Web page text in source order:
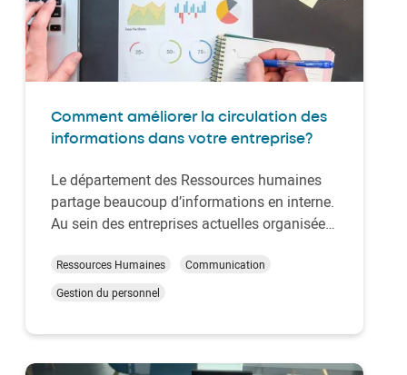
Comment améliorer la circulation des
informations dans votre entreprise?
Le département des Ressources humaines
partage beaucoup d’informations en interne.
Au sein des entreprises actuelles organisées
bonne diffusion de l’information en interne
n’est pas toujours tâche facile. Alors
assurer l…
Ressources Humaines
Communication
Gestion du personnel